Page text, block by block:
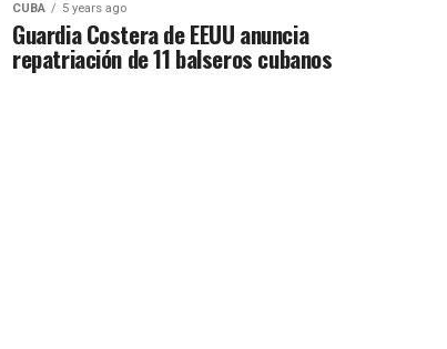
CUBA 5 years ago
Guardia Costera de EEUU anuncia
repatriación de 11 balseros cubanos